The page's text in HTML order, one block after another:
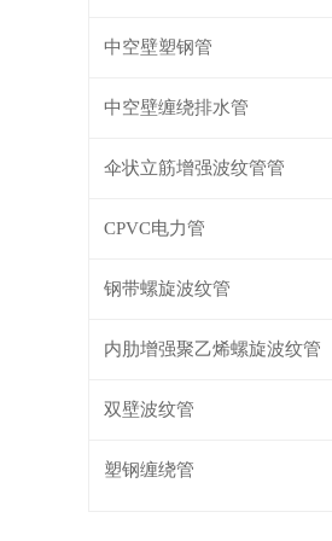
中空壁塑钢管
中空壁缠绕排水管
伞状立筋增强波纹管管
CPVC电力管
钢带螺旋波纹管
内肋增强聚乙烯螺旋波纹管
双壁波纹管
塑钢缠绕管